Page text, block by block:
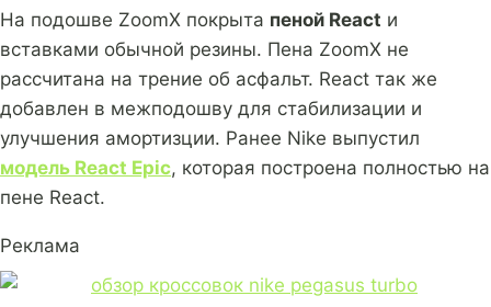
На подошве ZoomX покрыта пеной React и
вставками обычной резины. Пена ZoomX не
рассчитана на трение об асфальт. React так же
добавлен в межподошву для стабилизации и
улучшения амортизции. Ранее Nike выпустил
модель React Epic, которая построена полностью на
пене React.
Реклама